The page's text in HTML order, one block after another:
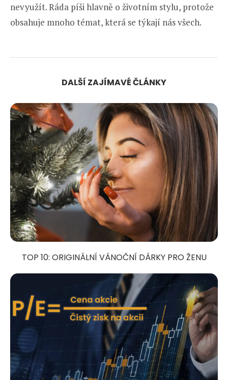
nevyužít. Ráda píši hlavně o životním stylu, protože
obsahuje mnoho témat, která se týkají nás všech.
DALŠÍ ZAJÍMAVÉ ČLÁNKY
TOP 10: ORIGINÁLNÍ VÁNOČNÍ DÁRKY PRO ŽENU